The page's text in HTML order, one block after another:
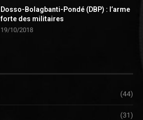
Dosso-Bolagbanti-Pondé (DBP) : l’arme
forte des militaires
19/10/2018
(44)
(31)